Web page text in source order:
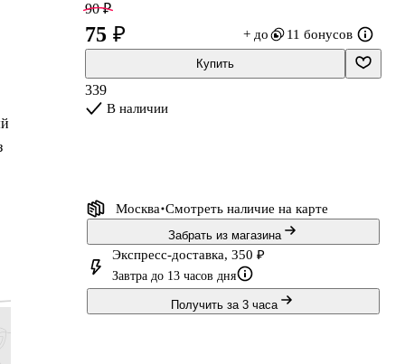
90 ₽
75 ₽ + до 11 бонусов
Купить
339
В наличии
Москва Смотреть наличие на карте
Забрать из магазина
Экспресс-доставка, 350 ₽
Завтра до 13 часов дня
Получить за 3 часа